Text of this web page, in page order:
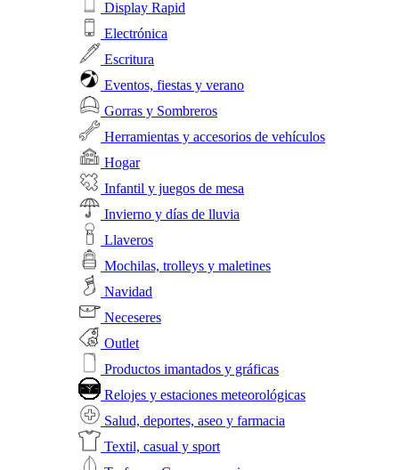
Display Rapid
Electrónica
Escritura
Eventos, fiestas y verano
Gorras y Sombreros
Herramientas y accesorios de vehículos
Hogar
Infantil y juegos de mesa
Invierno y días de lluvia
Llaveros
Mochilas, trolleys y maletines
Navidad
Neceseres
Outlet
Productos imantados y gráficas
Relojes y estaciones meteorológicas
Salud, deportes, aseo y farmacia
Textil, casual y sport